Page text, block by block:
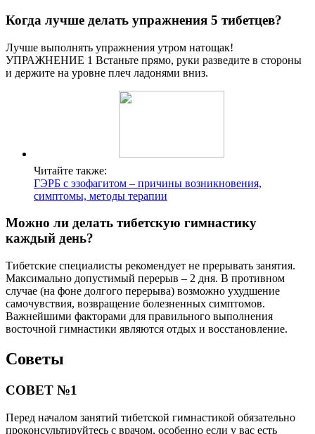
Когда лучше делать упражнения 5 тибетцев?
Лучше выполнять упражнения утром натощак!
УПРАЖНЕНИЕ 1 Встаньте прямо, руки разведите в стороны
и держите на уровне плеч ладонями вниз.
Читайте также:
ГЭРБ с эзофагитом – причины возникновения,
симптомы, методы терапии
Можно ли делать тибетскую гимнастику
каждый день?
Тибетские специалисты рекомендует не прерывать занятия.
Максимально допустимый перерыв – 2 дня. В противном
случае (на фоне долгого перерыва) возможно ухудшение
самочувствия, возвращение болезненных симптомов.
Важнейшими факторами для правильного выполнения
восточной гимнастики являются отдых и восстановление.
Советы
СОВЕТ №1
Перед началом занятий тибетской гимнастикой обязательно
проконсультируйтесь с врачом, особенно если у вас есть